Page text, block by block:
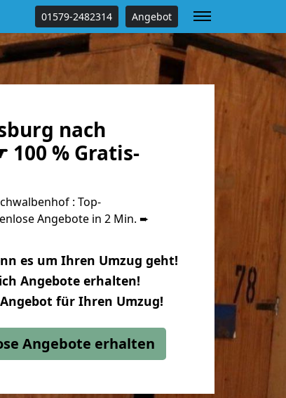
01579-2482314 Angebot
nach
100 % Gratis-
: Top-
Angebote in 2 Min. ➨
es um Ihren Umzug geht!
Angebote erhalten!
für Ihren Umzug!
Angebote erhalten